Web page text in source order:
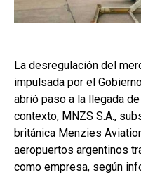
La desregulación del
impulsada por el
abrió paso a la llegada
contexto, MNZS S.A.,
británica Menzies
aeropuertos argentinos
como empresa, según